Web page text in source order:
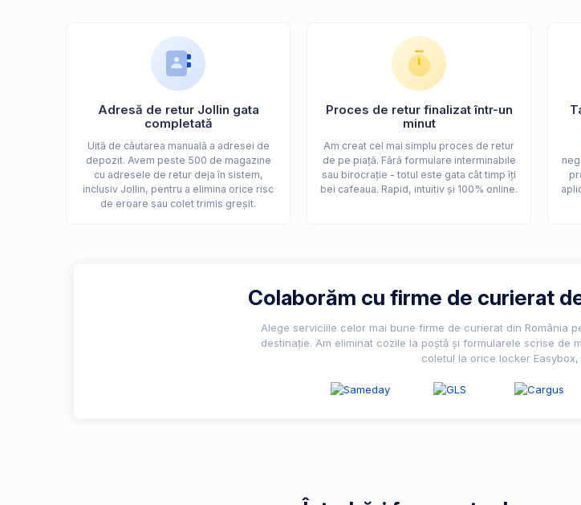
Adresă de retur Jollin gata
completată
Uită de căutarea manuală a adresei de
depozit. Avem peste 500 de magazine
cu adresele de retur deja în sistem,
inclusiv Jollin, pentru a elimina orice risc
de eroare sau colet trimis greșit.
Proces de retur finalizat într-un
minut
Am creat cel mai simplu proces de retur
de pe piață. Fără formulare interminabile
sau birocrație - totul este gata cât timp îți
bei cafeaua. Rapid, intuitiv și 100% online.
Colaborăm cu firme de curierat
Alege serviciile celor mai bune firme de curierat din România
destinație. Am eliminat cozile la poștă și formularele scrise de
coletul la orice locker Easybox,